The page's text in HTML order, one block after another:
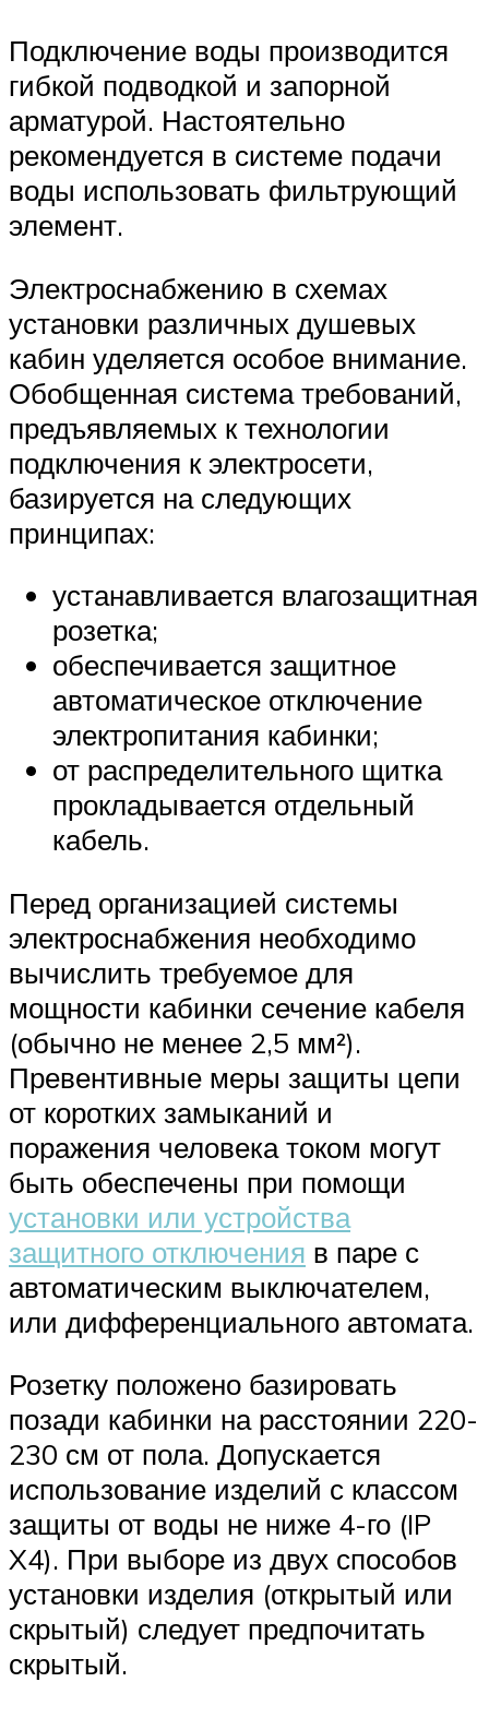
Подключение воды производится
гибкой подводкой и запорной
арматурой. Настоятельно
рекомендуется в системе подачи
воды использовать фильтрующий
элемент.
Электроснабжению в схемах
установки различных душевых
кабин уделяется особое внимание.
Обобщенная система требований,
предъявляемых к технологии
подключения к электросети,
базируется на следующих
принципах:
устанавливается влагозащитная
розетка;
обеспечивается защитное
автоматическое отключение
электропитания кабинки;
от распределительного щитка
прокладывается отдельный
кабель.
Перед организацией системы
электроснабжения необходимо
вычислить требуемое для
мощности кабинки сечение кабеля
(обычно не менее 2,5 мм²).
Превентивные меры защиты цепи
от коротких замыканий и
поражения человека током могут
быть обеспечены при помощи
установки или устройства
защитного отключения в паре с
автоматическим выключателем,
или дифференциального автомата.
Розетку положено базировать
позади кабинки на расстоянии 220-
230 см от пола. Допускается
использование изделий с классом
защиты от воды не ниже 4-го (IP
X4). При выборе из двух способов
установки изделия (открытый или
скрытый) следует предпочитать
скрытый.